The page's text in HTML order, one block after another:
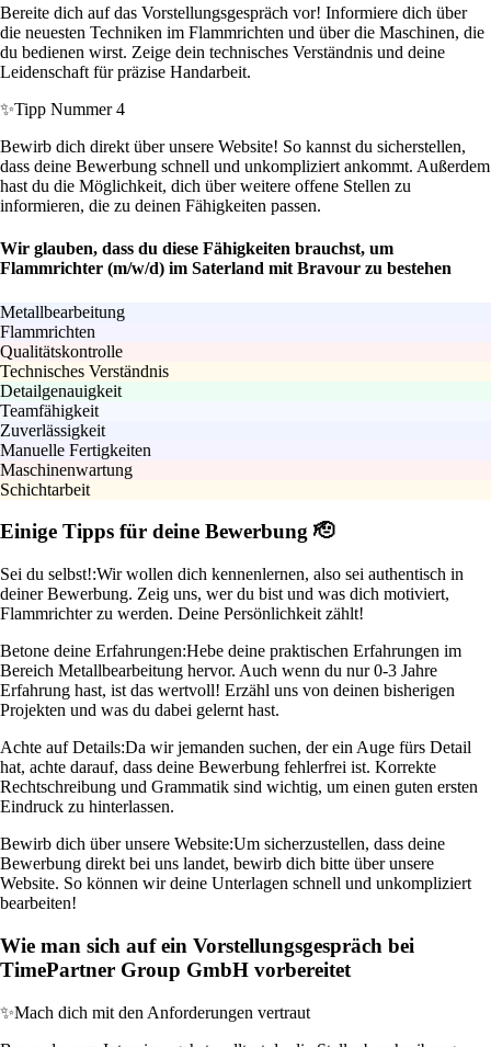
Bereite dich auf das Vorstellungsgespräch vor! Informiere dich über
die neuesten Techniken im Flammrichten und über die Maschinen, die
du bedienen wirst. Zeige dein technisches Verständnis und deine
Leidenschaft für präzise Handarbeit.
✨Tipp Nummer 4
Bewirb dich direkt über unsere Website! So kannst du sicherstellen,
dass deine Bewerbung schnell und unkompliziert ankommt. Außerdem
hast du die Möglichkeit, dich über weitere offene Stellen zu
informieren, die zu deinen Fähigkeiten passen.
Wir glauben, dass du diese Fähigkeiten brauchst, um
Flammrichter (m/w/d) im Saterland mit Bravour zu bestehen
Metallbearbeitung
Flammrichten
Qualitätskontrolle
Technisches Verständnis
Detailgenauigkeit
Teamfähigkeit
Zuverlässigkeit
Manuelle Fertigkeiten
Maschinenwartung
Schichtarbeit
Einige Tipps für deine Bewerbung 🫡
Sei du selbst!:Wir wollen dich kennenlernen, also sei authentisch in
deiner Bewerbung. Zeig uns, wer du bist und was dich motiviert,
Flammrichter zu werden. Deine Persönlichkeit zählt!
Betone deine Erfahrungen:Hebe deine praktischen Erfahrungen im
Bereich Metallbearbeitung hervor. Auch wenn du nur 0-3 Jahre
Erfahrung hast, ist das wertvoll! Erzähl uns von deinen bisherigen
Projekten und was du dabei gelernt hast.
Achte auf Details:Da wir jemanden suchen, der ein Auge fürs Detail
hat, achte darauf, dass deine Bewerbung fehlerfrei ist. Korrekte
Rechtschreibung und Grammatik sind wichtig, um einen guten ersten
Eindruck zu hinterlassen.
Bewirb dich über unsere Website:Um sicherzustellen, dass deine
Bewerbung direkt bei uns landet, bewirb dich bitte über unsere
Website. So können wir deine Unterlagen schnell und unkompliziert
bearbeiten!
Wie man sich auf ein Vorstellungsgespräch bei
TimePartner Group GmbH vorbereitet
✨Mach dich mit den Anforderungen vertraut